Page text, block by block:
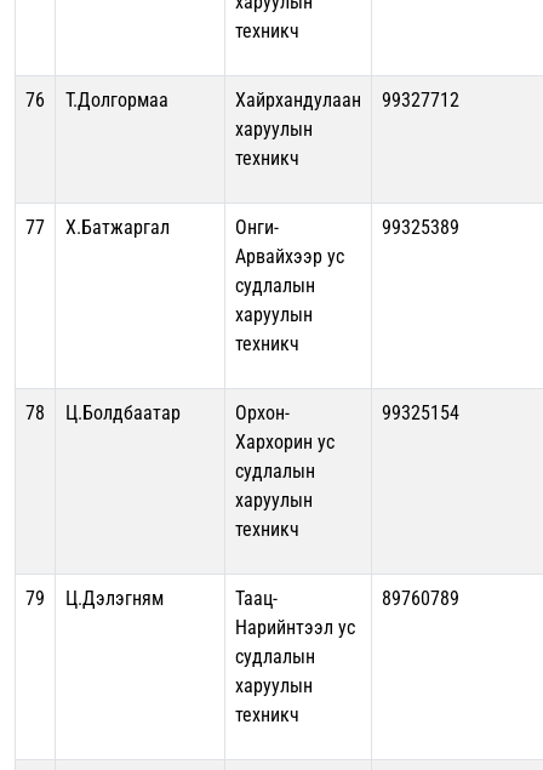
техникч
76 Т.Долгормаа
Хайрхандулаан
харуулын
техникч
99327712
77 Х.Батжаргал
Онги-
Арвайхээр ус
судлалын
харуулын
техникч
99325389
78 Ц.Болдбаатар
Орхон-
Хархорин ус
судлалын
харуулын
техникч
99325154
79 Ц.Дэлэгням
Таац-
Нарийнтээл ус
судлалын
харуулын
техникч
89760789